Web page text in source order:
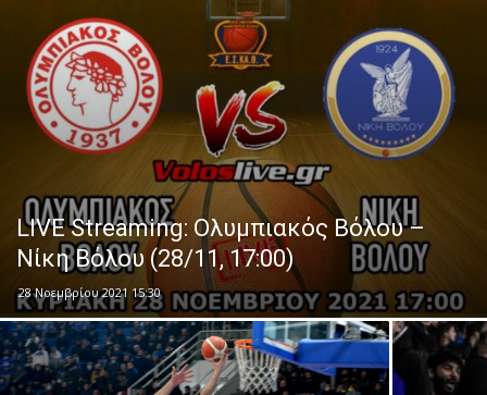
LIVE Streaming: Ολυμπιακός Βόλου –
Νίκη Βόλου (28/11, 17:00)
28 Νοεμβρίου 2021 15:30